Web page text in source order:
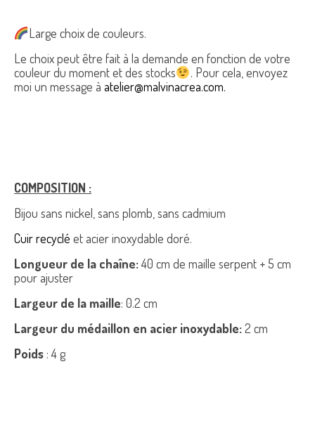
Large choix de couleurs.
Le choix peut être fait à la demande en fonction de votre
couleur du moment et des stocks
. Pour cela, envoyez
moi un message à atelier@malvinacrea.com.
COMPOSITION :
Bijou sans nickel, sans plomb, sans cadmium
Cuir recyclé et acier inoxydable doré.
Longueur de la chaîne:40 cm de maille serpent + 5 cm
pour ajuster
Largeur de la maille: 0.2 cm
Largeur du médaillon en acier inoxydable:2 cm
Poids : 4 g